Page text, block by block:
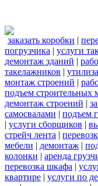
заказать коробки |
погрузчика | услуги
демонтаж зданий |
такелажников |
монтаж строений |
подъем строительных
демонтаж строений |
самосвалами | подъем
| услуги сборщиков |
стрейч лента |
мебели | демонтаж |
колонки | аренда
перевозка шкафа |
квартире | услуги по